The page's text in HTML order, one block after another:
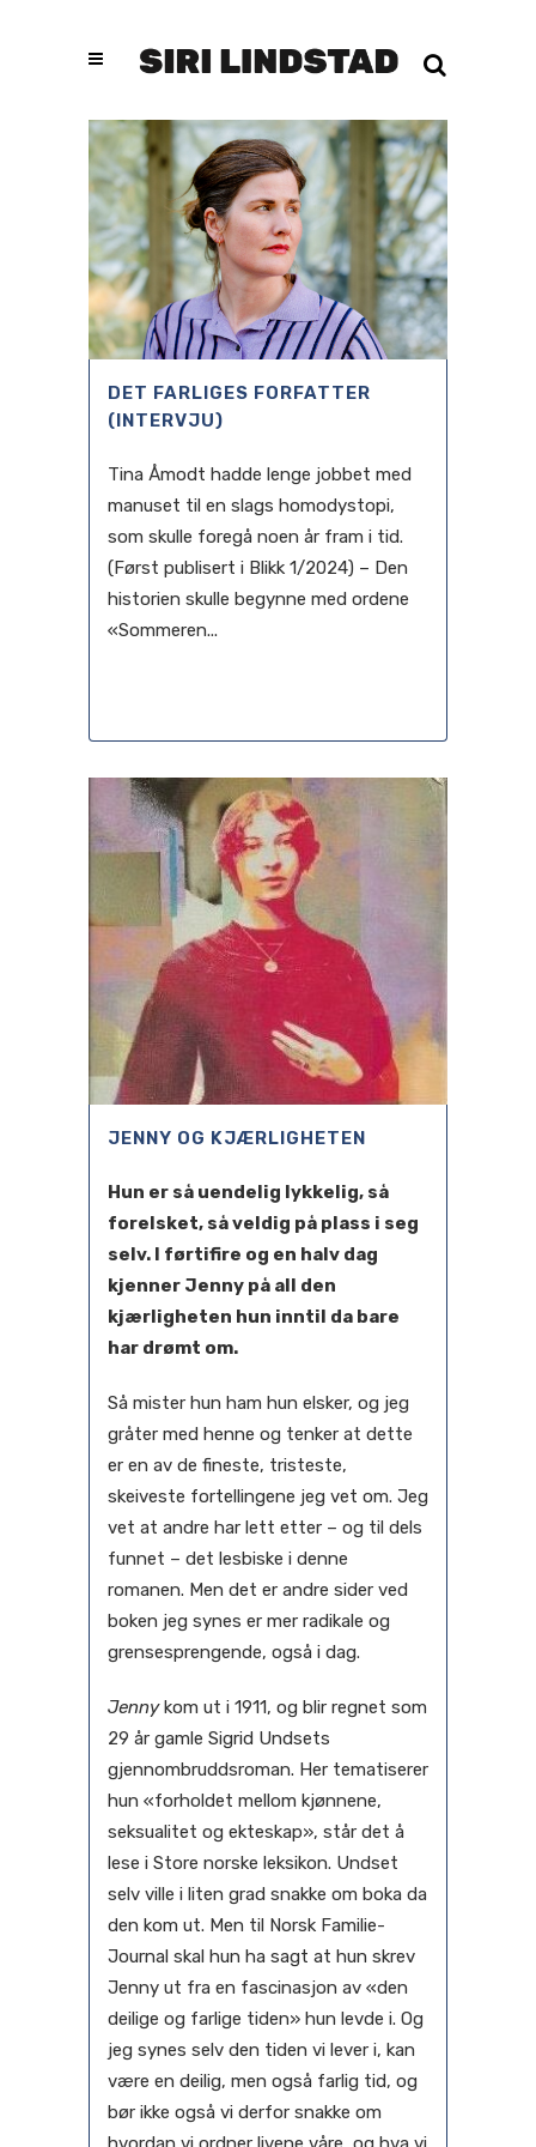
DET FARLIGES FORFATTER
(INTERVJU)
Tina Åmodt hadde lenge jobbet med
manuset til en slags homodystopi,
som skulle foregå noen år fram i tid.
(Først publisert i Blikk 1/2024) – Den
historien skulle begynne med ordene
«Sommeren...
JENNY OG KJÆRLIGHETEN
Hun er så uendelig lykkelig, så
forelsket, så veldig på plass i seg
selv. I førtifire og en halv dag
kjenner Jenny på all den
kjærligheten hun inntil da bare
har drømt om.
Så mister hun ham hun elsker, og jeg
gråter med henne og tenker at dette
er en av de fineste, tristeste,
skeiveste fortellingene jeg vet om. Jeg
vet at andre har lett etter – og til dels
funnet – det lesbiske i denne
romanen. Men det er andre sider ved
boken jeg synes er mer radikale og
grensesprengende, også i dag.
Jennykom ut i 1911, og blir regnet som
29 år gamle Sigrid Undsets
gjennombruddsroman. Her tematiserer
hun «forholdet mellom kjønnene,
seksualitet og ekteskap», står det å
lese i Store norske leksikon. Undset
selv ville i liten grad snakke om boka da
den kom ut. Men til Norsk Familie-
Journal skal hun ha sagt at hun skrev
Jenny ut fra en fascinasjon av «den
deilige og farlige tiden» hun levde i. Og
jeg synes selv den tiden vi lever i, kan
være en deilig, men også farlig tid, og
bør ikke også vi derfor snakke om